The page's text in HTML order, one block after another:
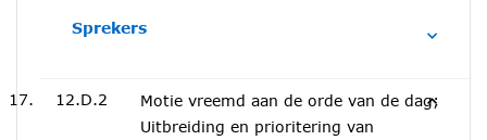
Sprekers
12.D.2
Motie vreemd aan de orde van de dag;
Uitbreiding en prioritering van